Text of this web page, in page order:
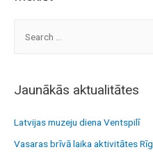
h
f
Jaunākās aktualitātes
Latvijas muzeju diena Ventspilī
Vasaras brīvā laika aktivitātes